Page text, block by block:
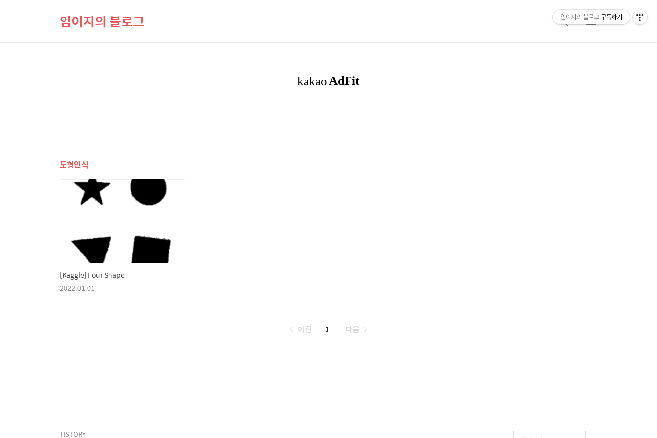
임이지의 블로그
검
메
도형인식
[Kaggle] Four Shape
2022.01.01
페
이전 1 다음
TISTORY
임이지의 블로그 구독하기